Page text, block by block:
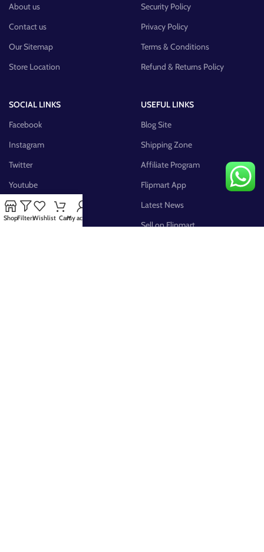
About us
Contact us
Our Sitemap
Store Location
Security Policy
Privacy Policy
Terms & Conditions
Refund & Returns Policy
SOCIAL LINKS
Facebook
Instagram
Twitter
Youtube
Pinterest
FB Group
USEFUL LINKS
Blog Site
Shipping Zone
Affiliate Program
Flipmart App
Latest News
Sell on Flipmart
ShopFiltersWishlist CartMy account